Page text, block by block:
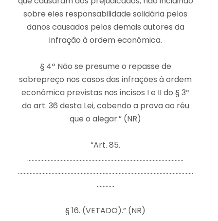
sobre eles responsabilidade solidária pelos
danos causados pelos demais autores da
infração à ordem econômica.
§ 4º Não se presume o repasse de
sobrepreço nos casos das infrações à ordem
econômica previstas nos incisos I e II do § 3º
do art. 36 desta Lei, cabendo a prova ao réu
que o alegar.” (NR)
“Art. 85.
……………………………………………………………………………………………..
…………………………………………………………………………………………………………
…………
§ 16. (VETADO).” (NR)